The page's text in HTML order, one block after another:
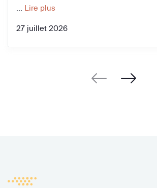
mais il a bien pris note de nos demandes.
Lire plus
27 juillet 2026